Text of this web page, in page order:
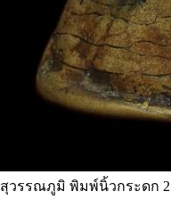
วรรณภูมิ พิมพ์นิ้วกระดก 2